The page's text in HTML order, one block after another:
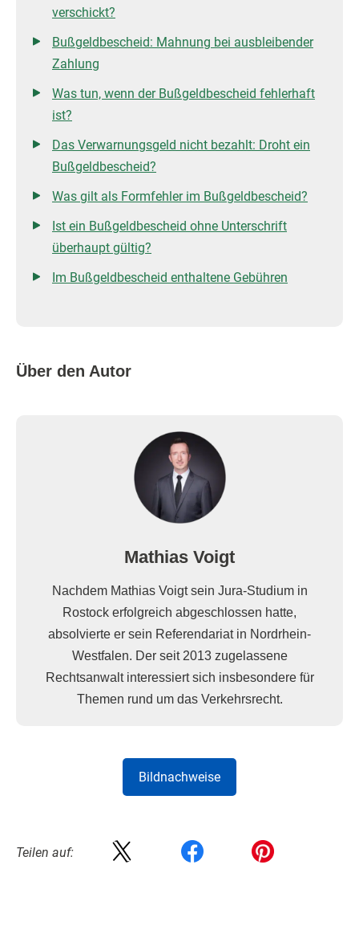
verschickt?
Bußgeldbescheid: Mahnung bei ausbleibender
Zahlung
Was tun, wenn der Bußgeldbescheid fehlerhaft
ist?
Das Verwarnungsgeld nicht bezahlt: Droht ein
Bußgeldbescheid?
Was gilt als Formfehler im Bußgeldbescheid?
Ist ein Bußgeldbescheid ohne Unterschrift
überhaupt gültig?
Im Bußgeldbescheid enthaltene Gebühren
Über den Autor
Mathias Voigt
Nachdem Mathias Voigt sein Jura-Studium in
Rostock erfolgreich abgeschlossen hatte,
absolvierte er sein Referendariat in Nordrhein-
Westfalen. Der seit 2013 zugelassene
Rechtsanwalt interessiert sich insbesondere für
Themen rund um das Verkehrsrecht.
Bildnachweise
Teilen auf: